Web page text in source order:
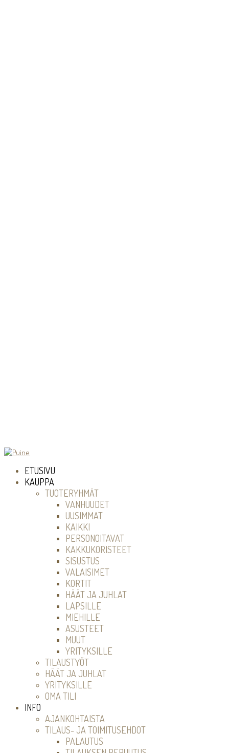
ETUSIVU
KAUPPA
TUOTERYHMÄT
VANHUUDET
UUSIMMAT
KAIKKI
PERSONOITAVAT
KAKKUKORISTEET
SISUSTUS
VALAISIMET
KORTIT
HÄÄT JA JUHLAT
LAPSILLE
MIEHILLE
ASUSTEET
MUUT
YRITYKSILLE
TILAUSTYÖT
HÄÄT JA JUHLAT
YRITYKSILLE
OMA TILI
INFO
AJANKOHTAISTA
TILAUS- JA TOIMITUSEHDOT
PALAUTUS